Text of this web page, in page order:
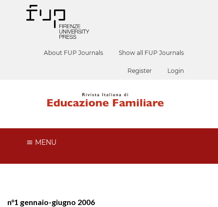
About FUP Journals Show all FUP Journals
Register Login
MENU
n°1 gennaio-giugno 2006